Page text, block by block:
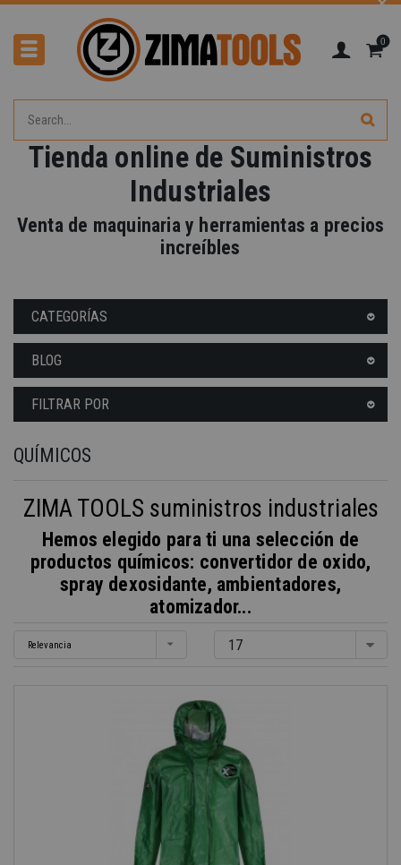
0
Tienda online de Suministros
Industriales
Venta de maquinaria y herramientas a precios
increíbles
CATEGORÍAS
BLOG
FILTRAR POR
QUÍMICOS
ZIMA TOOLS suministros industriales
Hemos elegido para ti una selección de
productos químicos: convertidor de oxido,
spray dexosidante, ambientadores,
atomizador...
Relevancia 17